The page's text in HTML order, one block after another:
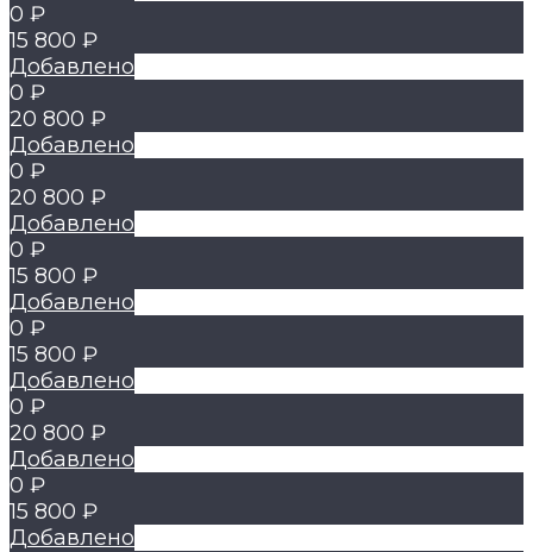
0 ₽
15 800 ₽
Добавлено
0 ₽
20 800 ₽
Добавлено
0 ₽
20 800 ₽
Добавлено
0 ₽
15 800 ₽
Добавлено
0 ₽
15 800 ₽
Добавлено
0 ₽
20 800 ₽
Добавлено
0 ₽
15 800 ₽
Добавлено